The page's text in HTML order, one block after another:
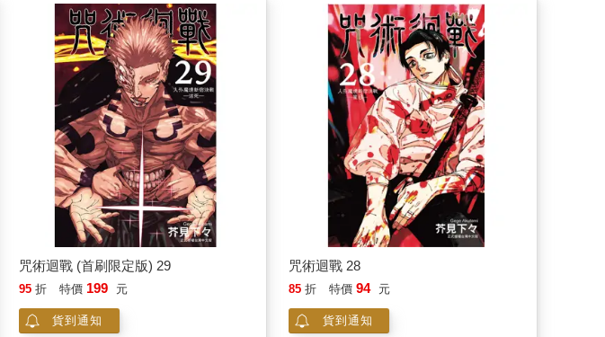
咒術迴戰 (首刷限定版) 29
95 折 特價 199 元
貨到通知
咒術迴戰 28
85 折 特價 94 元
貨到通知